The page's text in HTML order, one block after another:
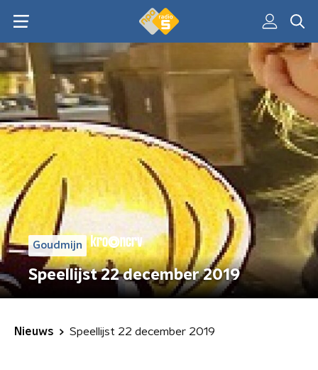
Goudmijn
Speellijst 22 december 2019
Nieuws Speellijst 22 december 2019